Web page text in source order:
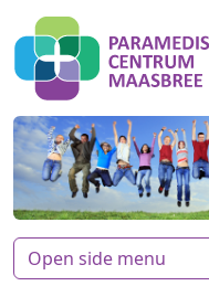
Skip to content
Open side menu